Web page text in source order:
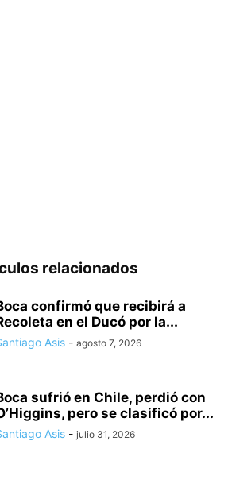
relacionados
confirmó que recibirá a
en el Ducó por la...
Asis - agosto 7, 2026
sufrió en Chile, perdió con
pero se clasificó por...
Asis - julio 31, 2026